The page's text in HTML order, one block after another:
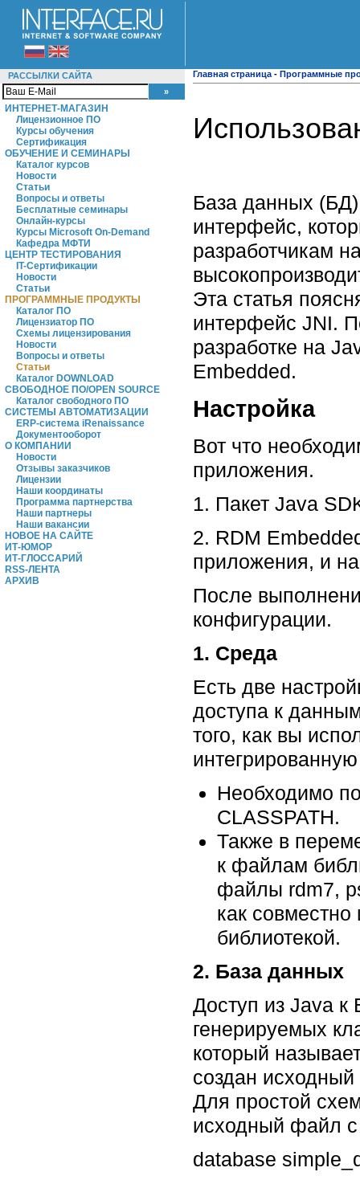
РАССЫЛКИ САЙТА
ИНТЕРНЕТ-МАГАЗИН
Лицензионное ПО
Курсы обучения
Сертификация
ОБУЧЕНИЕ И СЕМИНАРЫ
Каталог курсов
Новости
Статьи
Вопросы и ответы
Бесплатные семинары
Онлайн-курсы
Курсы Microsoft On-Demand
Кафедра МФТИ
ЦЕНТР ТЕСТИРОВАНИЯ
IT-Сертификации
Новости
Статьи
ПРОГРАММНЫЕ ПРОДУКТЫ
Каталог ПО
Лицензиатор ПО
Схемы лицензирования
Новости
Вопросы и ответы
Статьи
Каталог DOWNLOAD
СВОБОДНОЕ ПО/OPEN SOURCE
Каталог свободного ПО
СИСТЕМЫ АВТОМАТИЗАЦИИ
ERP-система iRenaissance
Документооборот
О КОМПАНИИ
Новости
Отзывы заказчиков
Лицензии
Наши координаты
Программа партнерства
Наши партнеры
Наши вакансии
НОВОЕ НА САЙТЕ
ИТ-ЮМОР
ИТ-ГЛОССАРИЙ
RSS-ЛЕНТА
АРХИВ
Главная страница - Программные
База данных
интерфейс,
разработчикам
Эта статья
интерфейс JNI.
разработке на
Embedded.
Настройка
Вот что
приложения.
1. Пакет Java
2. RDM
приложения, и на
После
конфигурации.
1. Среда
Есть две
доступа к
того, как вы
Необходимо
CLASSPATH.
Также в
к файлам
файлы rdm7,
как
библиотекой.
2. База данных
Доступ из Java к
генерируемых
который
создан
Для простой
исходный файл
database